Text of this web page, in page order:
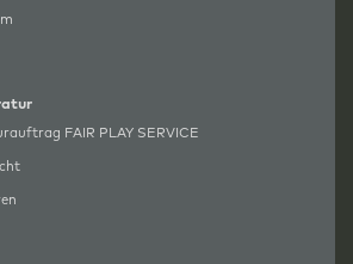
FAIR PLAY SERVICE